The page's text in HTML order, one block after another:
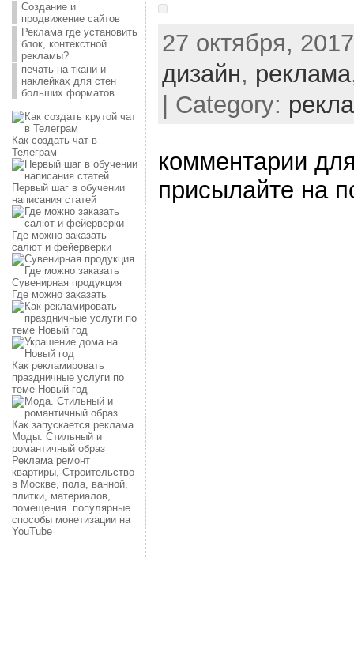
Создание и
продвижение сайтов
Реклама где установить
блок, контекстной
рекламы?
печать на ткани и
наклейках для стен
больших форматов
Как создать чат в
Телеграм
Первый шаг в обучении
написания статей
Где можно заказать
салют и фейерверки
Сувенирная продукция
Где можно заказать
Как рекламировать
праздничные услуги по
теме Новый год
Как запускается реклама
Моды. Стильный и
романтичный образ
Реклама ремонт
квартиры, Строительство
в Москве, пола, ванной,
плитки, материалов,
помещения
популярные
способы монетизации на
YouTube
27 октября,
дизайн, реклама
| Category:
комментарии
присылайте на